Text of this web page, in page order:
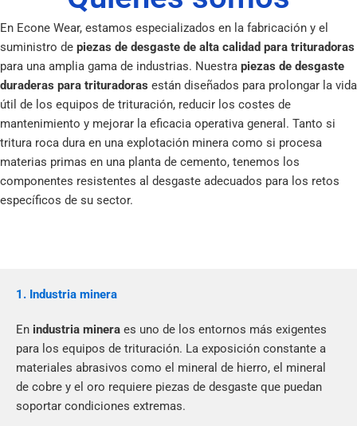
En Econe Wear, estamos especializados en la fabricación y el
suministro de piezas de desgaste de alta calidad para trituradoras
para una amplia gama de industrias. Nuestra piezas de desgaste
duraderas para trituradoras están diseñados para prolongar la vida
útil de los equipos de trituración, reducir los costes de
mantenimiento y mejorar la eficacia operativa general. Tanto si
tritura roca dura en una explotación minera como si procesa
materias primas en una planta de cemento, tenemos los
componentes resistentes al desgaste adecuados para los retos
específicos de su sector.
1. Industria minera
En industria minera es uno de los entornos más exigentes
para los equipos de trituración. La exposición constante a
materiales abrasivos como el mineral de hierro, el mineral
de cobre y el oro requiere piezas de desgaste que puedan
soportar condiciones extremas.